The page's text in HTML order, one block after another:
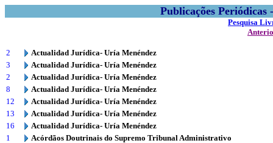
Publicações
Pesquisa
2
Actualidad Jurídica- Uría Menéndez
3
Actualidad Jurídica- Uría Menéndez
2
Actualidad Jurídica- Uría Menéndez
8
Actualidad Jurídica- Uría Menéndez
12
Actualidad Jurídica- Uría Menéndez
13
Actualidad Jurídica- Uría Menéndez
16
Actualidad Jurídica- Uría Menéndez
1
Acórdãos Doutrinais do Supremo Tribunal Administrativo